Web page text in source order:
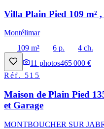
Villa Plain Pied 109 m²
Montélimar
109 m²
6 p. 4 ch.
11 photos465 000 €
Réf. 515
Maison de Plain Pied
et Garage
MONTBOUCHER SUR